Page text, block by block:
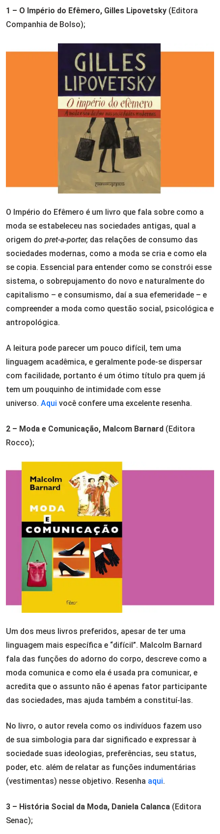
1 – O Império do Efêmero, Gilles Lipovetsky (Editora
Companhia de Bolso);
O Império do Efêmero é um livro que fala sobre como a
moda se estabeleceu nas sociedades antigas, qual a
origem do pret-a-porter, das relações de consumo das
sociedades modernas, como a moda se cria e como ela
se copia. Essencial para entender como se constrói esse
sistema, o sobrepujamento do novo e naturalmente do
capitalismo – e consumismo, daí a sua efemeridade – e
compreender a moda como questão social, psicológica e
antropológica.
A leitura pode parecer um pouco difícil, tem uma
linguagem acadêmica, e geralmente pode-se dispersar
com facilidade, portanto é um ótimo título pra quem já
tem um pouquinho de intimidade com esse
universo. Aqui você confere uma excelente resenha.
2 – Moda e Comunicação, Malcom Barnard (Editora
Rocco);
Um dos meus livros preferidos, apesar de ter uma
linguagem mais específica e “difícil”. Malcolm Barnard
fala das funções do adorno do corpo, descreve como a
moda comunica e como ela é usada pra comunicar, e
acredita que o assunto não é apenas fator participante
das sociedades, mas ajuda também a constituí-las.
No livro, o autor revela como os indivíduos fazem uso
de sua simbologia para dar significado e expressar à
sociedade suas ideologias, preferências, seu status,
poder, etc. além de relatar as funções indumentárias
(vestimentas) nesse objetivo. Resenha aqui.
3 – História Social da Moda, Daniela Calanca (Editora
Senac);